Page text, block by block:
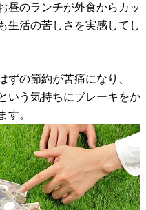
昼のランチが外食からカッ
生活の苦しさを実感してし
ずの節約が苦痛になり、
いう気持ちにブレーキをか
す。